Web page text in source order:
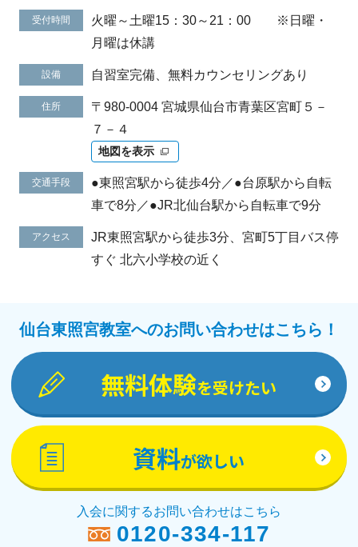
受付時間
火曜～土曜15：30～21：00 ※日曜・
月曜は休講
設備 自習室完備、無料カウンセリングあり
住所
〒980-0004 宮城県仙台市青葉区宮町５－
７－４
地図を表示
交通手段
●東照宮駅から徒歩4分／●台原駅から自転
車で8分／●JR北仙台駅から自転車で9分
アクセス
JR東照宮駅から徒歩3分、宮町5丁目バス停
すぐ 北六小学校の近く
仙台東照宮教室へのお問い合わせはこちら！
無料体験を受けたい
資料が欲しい
入会に関するお問い合わせはこちら
0120-334-117